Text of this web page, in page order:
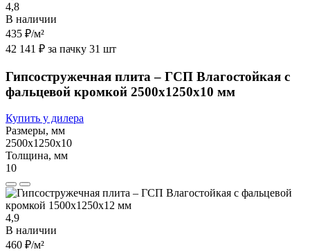
4,8
В наличии
435 ₽/м²
42 141 ₽ за пачку 31 шт
Гипсостружечная плита – ГСП Влагостойкая с
фальцевой кромкой 2500х1250х10 мм
Купить у дилера
Размеры, мм
2500х1250х10
Толщина, мм
10
4,9
В наличии
460 ₽/м²